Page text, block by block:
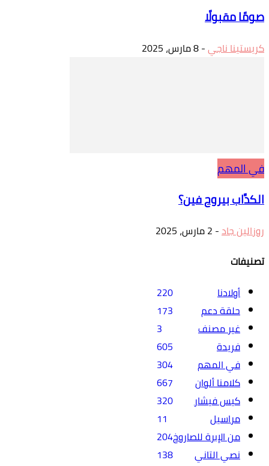
صومًا مقبولًا
كريستينا ناجي-8 مارس، 2025
في المهم
الكدَّاب بيروح فين؟
روزالين جاد- 2 مارس، 2025
تصنيفات
أولادنا
220
حلقة دعم
173
غير مصنف
3
فريدة
605
في المهم
304
كلامنا ألوان
667
كيس فيشار
320
مراسيل
11
من الإبرة للصاروخ204
نصي التاني
138